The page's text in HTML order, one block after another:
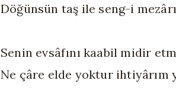
Döğünsün taş ile seng-i
Senin evsâfını kaabil midir
Ne çâre elde yoktur ihtiyârım